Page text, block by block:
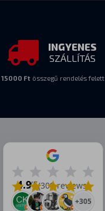
INGYENES
SZÁLLÍTÁS
15000 Ft összegű rendelés felett
4.9/5(309 reviews)
+305